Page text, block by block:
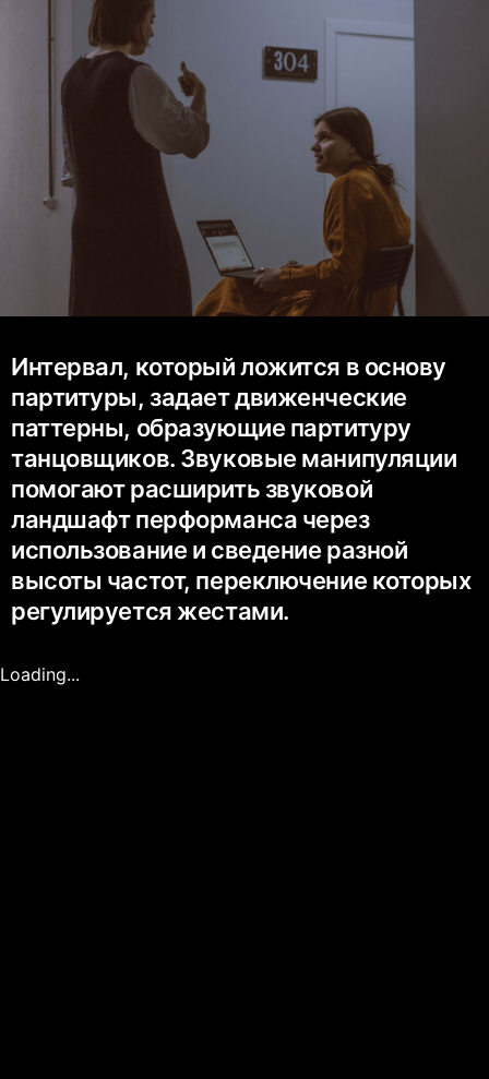
Интервал, который ложится в основу
партитуры, задает движенческие
паттерны, образующие партитуру
танцовщиков. Звуковые манипуляции
помогают расширить звуковой
ландшафт перформанса через
использование и сведение разной
высоты частот, переключение которых
регулируется жестами.
Loading...